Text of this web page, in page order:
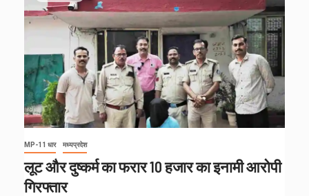
MP-11 धार मध्यप्रदेश
लूट और दुष्कर्म का फरार 10 हजार का इनामी आरोपी
गिरफ्तार